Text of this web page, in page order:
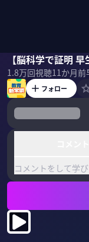
【脳科学で証明
1.8万回視聴11か月前
りんたろー。（
フォロー
コメントをして学